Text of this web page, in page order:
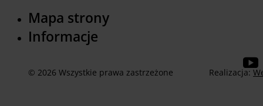
Mapa strony
Informacje
© 2026 Wszystkie prawa zastrzeżone Realizacja: